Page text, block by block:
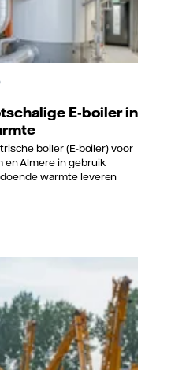
E-boiler in
boiler (E-boiler) voor
en Almere in gebruik
warmte leveren